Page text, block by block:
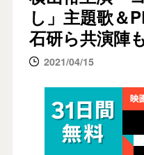
し」主題歌＆
石研ら共演陣
2021/04/15